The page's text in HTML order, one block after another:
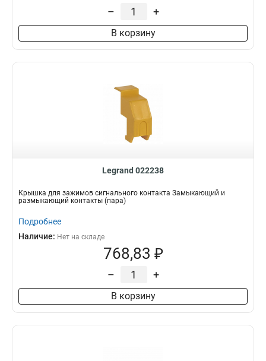
– +
В корзину
Legrand 022238
Крышка для зажимов сигнального контакта Замыкающий и
размыкающий контакты (пара)
Подробнее
Наличие: Нет на складе
768,83 ₽
– +
В корзину